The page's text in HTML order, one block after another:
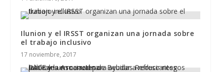
Ilunion y el IRSST organizan una jornada sobre
el trabajo inclusivo
17 noviembre, 2017